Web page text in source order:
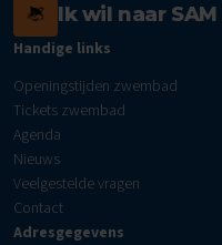
Ik wil naar SAM
Handige links
Openingstijden zwembad
Tickets zwembad
Agenda
Nieuws
Veelgestelde vragen
Contact
Adresgegevens